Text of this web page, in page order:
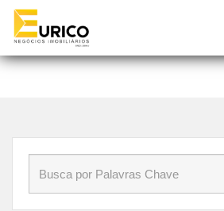
Início